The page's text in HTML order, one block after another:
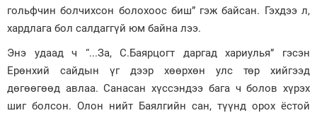
гольфчин болчихсон болохоос биш” гэж байсан. Гэхдээ л,
хардлага бол салдаггүй юм байна лээ.
Энэ удаад ч “...За, С.Баярцогт даргад хариулья” гэсэн
Ерөнхий сайдын үг дээр хөөрхөн улс төр хийгээд
дөгөөгөөд авлаа. Санасан хүссэндээ бага ч болов хүрэх
шиг болсон. Олон нийт Баялгийн сан, түүнд орох ёстой